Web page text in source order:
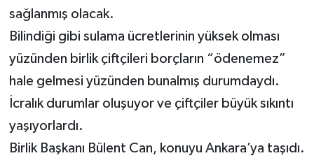
sağlanmış olacak.
Bilindiği gibi sulama ücretlerinin yüksek olması
yüzünden birlik çiftçileri borçların “ödenemez”
hale gelmesi yüzünden bunalmış durumdaydı.
İcralık durumlar oluşuyor ve çiftçiler büyük sıkıntı
yaşıyorlardı.
Birlik Başkanı Bülent Can, konuyu Ankara’ya taşıdı.